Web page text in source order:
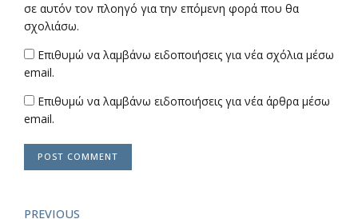
σε αυτόν τον πλοηγό για την επόμενη φορά που θα
σχολιάσω.
Επιθυμώ να λαμβάνω ειδοποιήσεις για νέα σχόλια μέσω
email.
Επιθυμώ να λαμβάνω ειδοποιήσεις για νέα άρθρα μέσω
email.
POST COMMENT
PREVIOUS